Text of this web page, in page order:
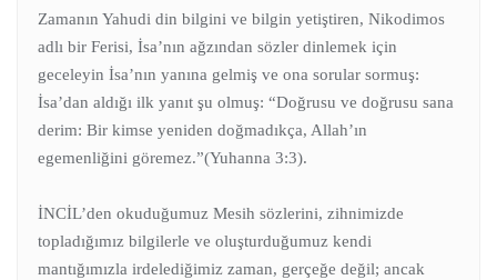
Zamanın Yahudi din bilgini ve bilgin yetiştiren, Nikodimos
adlı bir Ferisi, İsa’nın ağzından sözler dinlemek için
geceleyin İsa’nın yanına gelmiş ve ona sorular sormuş:
İsa’dan aldığı ilk yanıt şu olmuş: “Doğrusu ve doğrusu sana
derim: Bir kimse yeniden doğmadıkça, Allah’ın
egemenliğini göremez.”(Yuhanna 3:3).
İNCİL’den okuduğumuz Mesih sözlerini, zihnimizde
topladığımız bilgilerle ve oluşturduğumuz kendi
mantığımızla irdelediğimiz zaman, gerçeğe değil; ancak